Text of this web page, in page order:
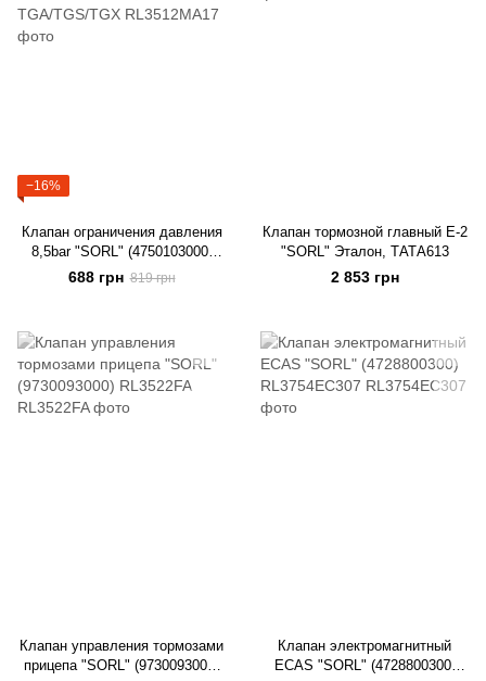
−16%
Клапан ограничения давления
8,5bar "SORL" (4750103000)
RL3512MA17 MAN L/M/F 2000,
TGL/TGM, TGA/TGS/TGX
688 грн 819 грн
Клапан тормозной главный Е-2
"SORL" Эталон, ТАТА613
2 853 грн
Клапан управления тормозами
прицепа "SORL" (9730093000)
Клапан электромагнитный
ECAS "SORL" (4728800300)